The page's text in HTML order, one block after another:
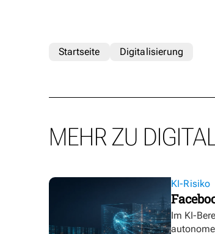
Startseite Digitalisierung
MEHR ZU
KI-Risiko
Im KI-